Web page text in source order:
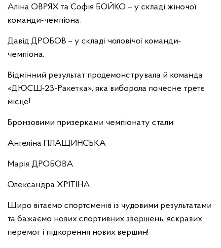
Аліна ОВРЯХ та Софія БОЙКО – у складі жіночої
команди-чемпіона;
Давід ДРОБОВ – у складі чоловічої команди-
чемпіона.
Відмінний результат продемонструвала й команда
«ДЮСШ-23-Ракетка», яка виборола почесне третє
місце!
Бронзовими призерками чемпіонату стали:
Ангеліна ПЛАЩИНСЬКА
Марія ДРОБОВА
Олександра ХРІТІНА
Щиро вітаємо спортсменів із чудовими результатами
та бажаємо нових спортивних звершень, яскравих
перемог і підкорення нових вершин!